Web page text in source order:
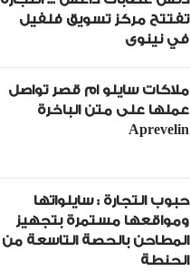
تفتتح مركز تسويق فلفيل
في نينوى
ملاكات سايلو ام قصر تواصل
عملها على متن الباخرة
Aprevelin
حبوب التجارة : سايلواتها
ومواقعها مستمرة بتجهيز
المطاحن بالحصة التاسعة من
الحنطة